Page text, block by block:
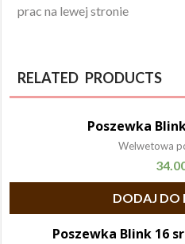
prac na lewej stronie
RELATED PRODUCTS
Poszewka
Welwetowa
DODAJ DO
Poszewka Blink 16